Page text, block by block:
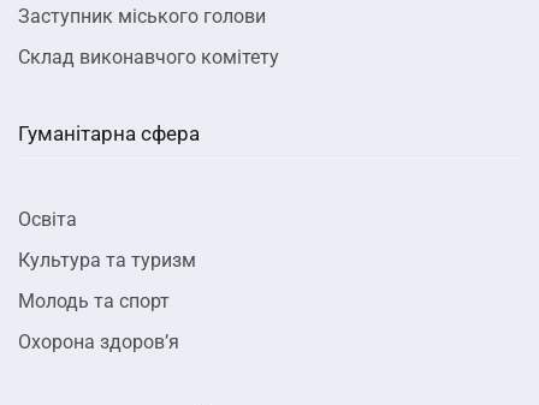
Заступник міського голови
Склад виконавчого комітету
Гуманітарна сфера
Освіта
Культура та туризм
Молодь та спорт
Охорона здоров’я